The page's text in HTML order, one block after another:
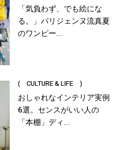
「気負わず、でも絵にな
る。」パリジェンヌ流真夏
のワンピー...
( CULTURE & LIFE )
おしゃれなインテリア実例
6選。センスがいい人の
「本棚」ディ...